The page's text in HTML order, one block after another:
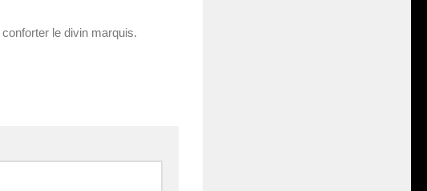
conforter le divin marquis.